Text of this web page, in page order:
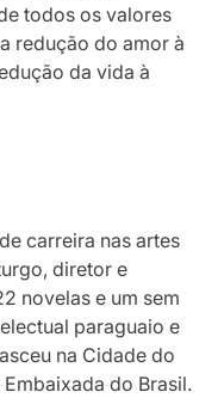
todos os valores
redução do amor à
da vida à
carreira nas artes
diretor e
novelas e um sem
paraguaio e
na Cidade do
do Brasil.